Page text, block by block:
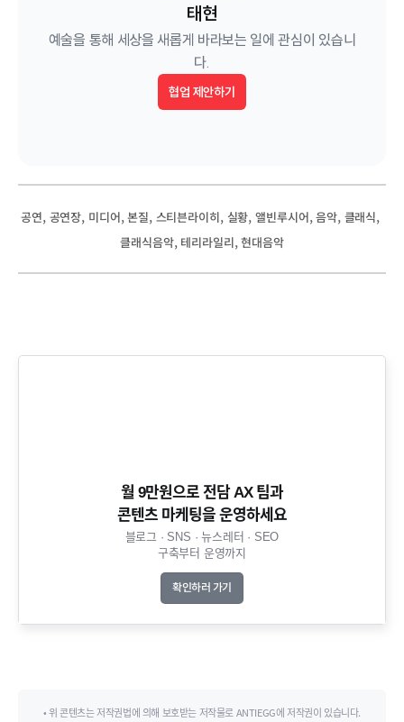
태현
예술을 통해 세상을 새롭게 바라보는 일에 관심이 있습니
다.
협업 제안하기
공연, 공연장, 미디어, 본질, 스티븐라이히, 실황, 앨빈루시어, 음악, 클래식
클래식음악, 테리라일리, 현대음악
월 9만원으로 전담 AX 팀과
콘텐츠 마케팅을 운영하세요​
블로그 · SNS · 뉴스레터 · SEO
구축부터 운영까지​
확인하러 가기
• 위 콘텐츠는 저작권법에 의해 보호받는 저작물로 ANTIEGG에 저작권이 있습니다.